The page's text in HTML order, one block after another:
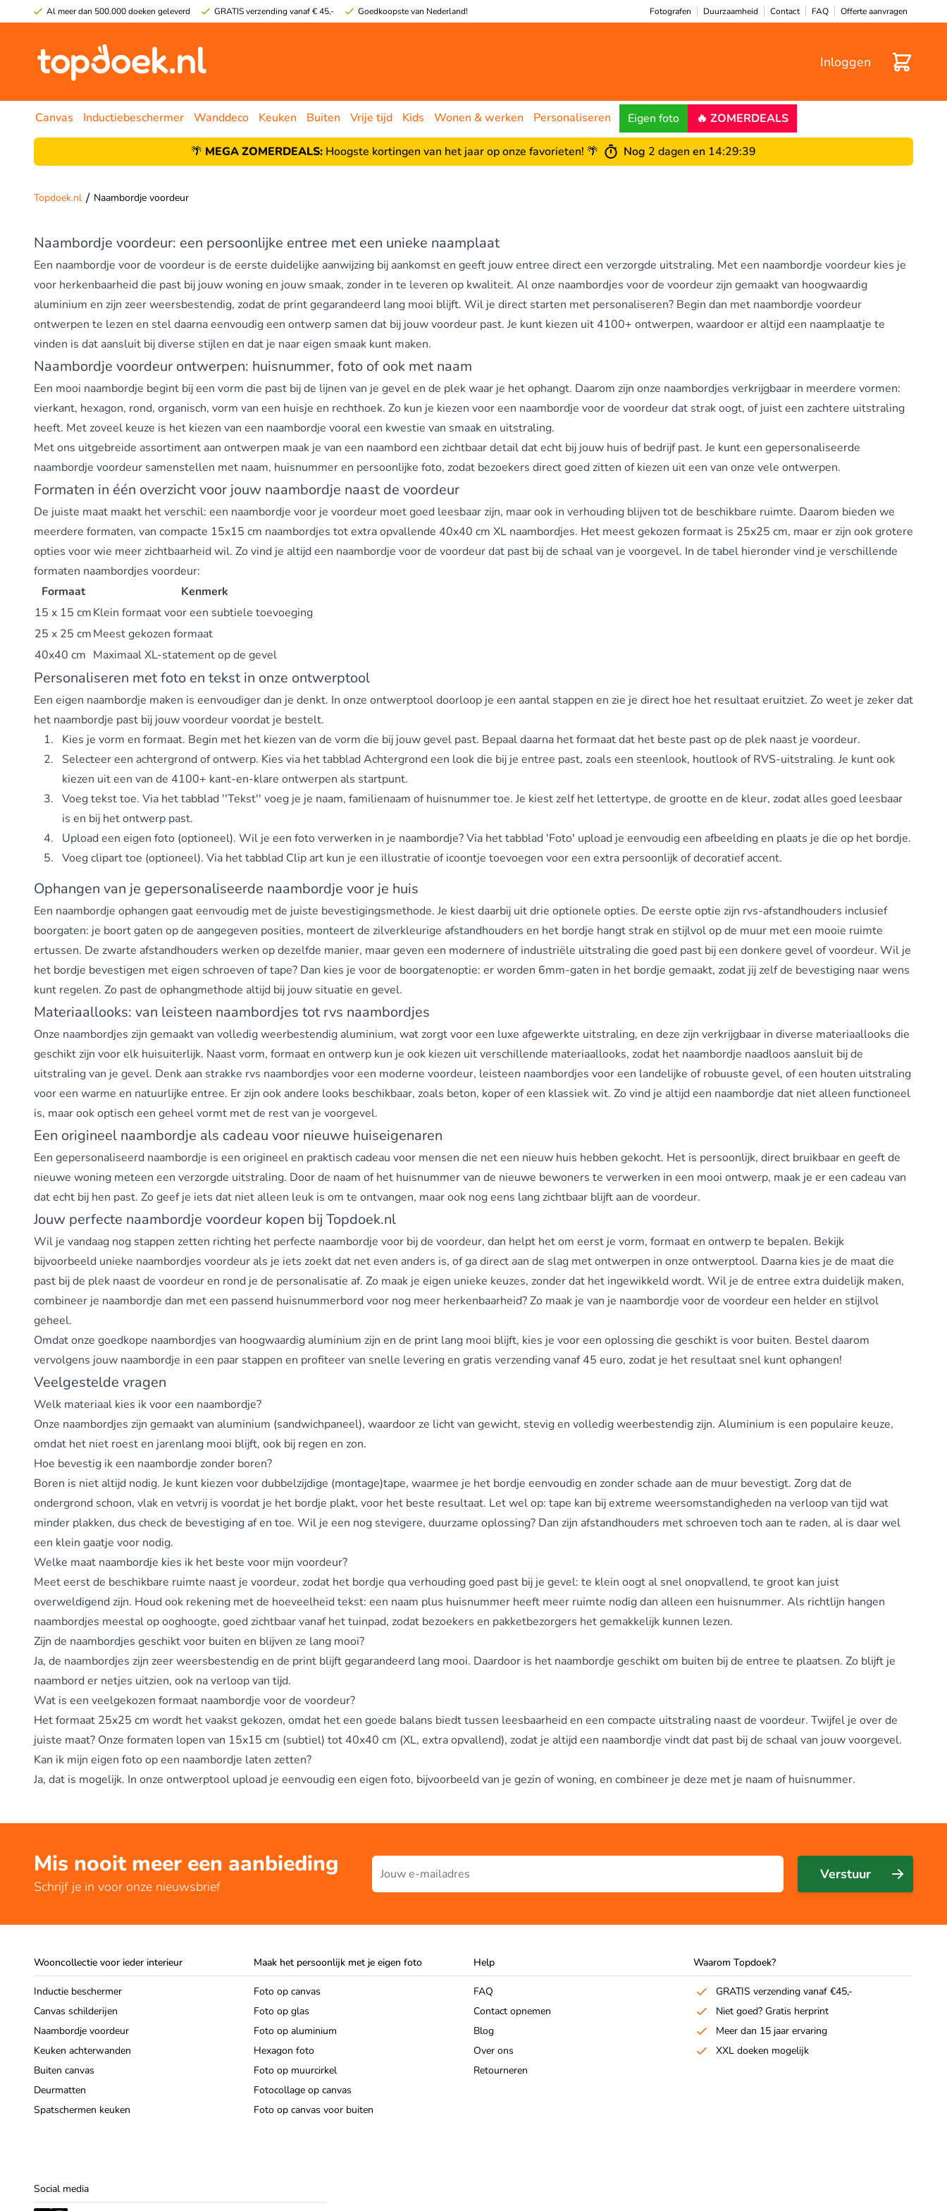
Al meer dan 500.000 doeken geleverd GRATIS verzending vanaf € 45,- Goedkoopste van Nederland! Fotografen Duurzaamheid Contact FAQ Offerte aanvragen
Inloggen
Canvas Inductiebeschermer Wanddeco Keuken Buiten Vrije tijd Kids Wonen & werken Personaliseren Eigen foto 🔥 ZOMERDEALS
🌴 MEGA ZOMERDEALS: Hoogste kortingen van het jaar op onze favorieten! 🌴 Nog 2 dagen en 14:29:38
Topdoek.nl / Naambordje voordeur
Naambordje voordeur: een persoonlijke entree met een unieke naamplaat
Een naambordje voor de voordeur is de eerste duidelijke aanwijzing bij aankomst en geeft jouw entree direct een verzorgde uitstraling. Met een naambordje voordeur kies je
voor herkenbaarheid die past bij jouw woning en jouw smaak, zonder in te leveren op kwaliteit. Al onze naambordjes voor de voordeur zijn gemaakt van hoogwaardig
aluminium en zijn zeer weersbestendig, zodat de print gegarandeerd lang mooi blijft. Wil je direct starten met personaliseren? Begin dan met naambordje voordeur
ontwerpen te lezen en stel daarna eenvoudig een ontwerp samen dat bij jouw voordeur past. Je kunt kiezen uit 4100+ ontwerpen, waardoor er altijd een naamplaatje te
vinden is dat aansluit bij diverse stijlen en dat je naar eigen smaak kunt maken.
Naambordje voordeur ontwerpen: huisnummer, foto of ook met naam
Een mooi naambordje begint bij een vorm die past bij de lijnen van je gevel en de plek waar je het ophangt. Daarom zijn onze naambordjes verkrijgbaar in meerdere vormen:
vierkant, hexagon, rond, organisch, vorm van een huisje en rechthoek. Zo kun je kiezen voor een naambordje voor de voordeur dat strak oogt, of juist een zachtere uitstraling
heeft. Met zoveel keuze is het kiezen van een naambordje vooral een kwestie van smaak en uitstraling.
Met ons uitgebreide assortiment aan ontwerpen maak je van een naambord een zichtbaar detail dat echt bij jouw huis of bedrijf past. Je kunt een gepersonaliseerde
naambordje voordeur samenstellen met naam, huisnummer en persoonlijke foto, zodat bezoekers direct goed zitten of kiezen uit een van onze vele ontwerpen.
Formaten in één overzicht voor jouw naambordje naast de voordeur
De juiste maat maakt het verschil: een naambordje voor je voordeur moet goed leesbaar zijn, maar ook in verhouding blijven tot de beschikbare ruimte. Daarom bieden we
meerdere formaten, van compacte 15x15 cm naambordjes tot extra opvallende 40x40 cm XL naambordjes. Het meest gekozen formaat is 25x25 cm, maar er zijn ook grotere
opties voor wie meer zichtbaarheid wil. Zo vind je altijd een naambordje voor de voordeur dat past bij de schaal van je voorgevel. In de tabel hieronder vind je verschillende
formaten naambordjes voordeur:
Formaat
Kenmerk
15 x 15 cmKlein formaat voor een subtiele toevoeging
25 x 25 cmMeest gekozen formaat
40x40 cm Maximaal XL-statement op de gevel
Personaliseren met foto en tekst in onze ontwerptool
Een eigen naambordje maken is eenvoudiger dan je denkt. In onze ontwerptool doorloop je een aantal stappen en zie je direct hoe het resultaat eruitziet. Zo weet je zeker dat
het naambordje past bij jouw voordeur voordat je bestelt.
Kies je vorm en formaat. Begin met het kiezen van de vorm die bij jouw gevel past. Bepaal daarna het formaat dat het beste past op de plek naast je voordeur.
Selecteer een achtergrond of ontwerp. Kies via het tabblad Achtergrond een look die bij je entree past, zoals een steenlook, houtlook of RVS-uitstraling. Je kunt ook
kiezen uit een van de 4100+ kant-en-klare ontwerpen als startpunt.
Voeg tekst toe. Via het tabblad ''Tekst'' voeg je je naam, familienaam of huisnummer toe. Je kiest zelf het lettertype, de grootte en de kleur, zodat alles goed leesbaar
is en bij het ontwerp past.
Upload een eigen foto (optioneel). Wil je een foto verwerken in je naambordje? Via het tabblad 'Foto' upload je eenvoudig een afbeelding en plaats je die op het bordje.
Voeg clipart toe (optioneel). Via het tabblad Clip art kun je een illustratie of icoontje toevoegen voor een extra persoonlijk of decoratief accent.
Ophangen van je gepersonaliseerde naambordje voor je huis
Een naambordje ophangen gaat eenvoudig met de juiste bevestigingsmethode. Je kiest daarbij uit drie optionele opties. De eerste optie zijn rvs-afstandhouders inclusief
boorgaten: je boort gaten op de aangegeven posities, monteert de zilverkleurige afstandhouders en het bordje hangt strak en stijlvol op de muur met een mooie ruimte
ertussen. De zwarte afstandhouders werken op dezelfde manier, maar geven een modernere of industriële uitstraling die goed past bij een donkere gevel of voordeur. Wil je
het bordje bevestigen met eigen schroeven of tape? Dan kies je voor de boorgatenoptie: er worden 6mm-gaten in het bordje gemaakt, zodat jij zelf de bevestiging naar wens
kunt regelen. Zo past de ophangmethode altijd bij jouw situatie en gevel.
Materiaallooks: van leisteen naambordjes tot rvs naambordjes
Onze naambordjes zijn gemaakt van volledig weerbestendig aluminium, wat zorgt voor een luxe afgewerkte uitstraling, en deze zijn verkrijgbaar in diverse materiaallooks die
geschikt zijn voor elk huisuiterlijk. Naast vorm, formaat en ontwerp kun je ook kiezen uit verschillende materiaallooks, zodat het naambordje naadloos aansluit bij de
uitstraling van je gevel. Denk aan strakke rvs naambordjes voor een moderne voordeur, leisteen naambordjes voor een landelijke of robuuste gevel, of een houten uitstraling
voor een warme en natuurlijke entree. Er zijn ook andere looks beschikbaar, zoals beton, koper of een klassiek wit. Zo vind je altijd een naambordje dat niet alleen functioneel
is, maar ook optisch een geheel vormt met de rest van je voorgevel.
Een origineel naambordje als cadeau voor nieuwe huiseigenaren
Een gepersonaliseerd naambordje is een origineel en praktisch cadeau voor mensen die net een nieuw huis hebben gekocht. Het is persoonlijk, direct bruikbaar en geeft de
nieuwe woning meteen een verzorgde uitstraling. Door de naam of het huisnummer van de nieuwe bewoners te verwerken in een mooi ontwerp, maak je er een cadeau van
dat echt bij hen past. Zo geef je iets dat niet alleen leuk is om te ontvangen, maar ook nog eens lang zichtbaar blijft aan de voordeur.
Jouw perfecte naambordje voordeur kopen bij Topdoek.nl
Wil je vandaag nog stappen zetten richting het perfecte naambordje voor bij de voordeur, dan helpt het om eerst je vorm, formaat en ontwerp te bepalen. Bekijk
bijvoorbeeld unieke naambordjes voordeur als je iets zoekt dat net even anders is, of ga direct aan de slag met ontwerpen in onze ontwerptool. Daarna kies je de maat die
past bij de plek naast de voordeur en rond je de personalisatie af. Zo maak je eigen unieke keuzes, zonder dat het ingewikkeld wordt. Wil je de entree extra duidelijk maken,
combineer je naambordje dan met een passend huisnummerbord voor nog meer herkenbaarheid? Zo maak je van je naambordje voor de voordeur een helder en stijlvol
geheel.
Omdat onze goedkope naambordjes van hoogwaardig aluminium zijn en de print lang mooi blijft, kies je voor een oplossing die geschikt is voor buiten. Bestel daarom
vervolgens jouw naambordje in een paar stappen en profiteer van snelle levering en gratis verzending vanaf 45 euro, zodat je het resultaat snel kunt ophangen!
Veelgestelde vragen
Welk materiaal kies ik voor een naambordje?
Onze naambordjes zijn gemaakt van aluminium (sandwichpaneel), waardoor ze licht van gewicht, stevig en volledig weerbestendig zijn. Aluminium is een populaire keuze,
omdat het niet roest en jarenlang mooi blijft, ook bij regen en zon.
Hoe bevestig ik een naambordje zonder boren?
Boren is niet altijd nodig. Je kunt kiezen voor dubbelzijdige (montage)tape, waarmee je het bordje eenvoudig en zonder schade aan de muur bevestigt. Zorg dat de
ondergrond schoon, vlak en vetvrij is voordat je het bordje plakt, voor het beste resultaat. Let wel op: tape kan bij extreme weersomstandigheden na verloop van tijd wat
minder plakken, dus check de bevestiging af en toe. Wil je een nog stevigere, duurzame oplossing? Dan zijn afstandhouders met schroeven toch aan te raden, al is daar wel
een klein gaatje voor nodig.
Welke maat naambordje kies ik het beste voor mijn voordeur?
Meet eerst de beschikbare ruimte naast je voordeur, zodat het bordje qua verhouding goed past bij je gevel: te klein oogt al snel onopvallend, te groot kan juist
overweldigend zijn. Houd ook rekening met de hoeveelheid tekst: een naam plus huisnummer heeft meer ruimte nodig dan alleen een huisnummer. Als richtlijn hangen
naambordjes meestal op ooghoogte, goed zichtbaar vanaf het tuinpad, zodat bezoekers en pakketbezorgers het gemakkelijk kunnen lezen.
Zijn de naambordjes geschikt voor buiten en blijven ze lang mooi?
Ja, de naambordjes zijn zeer weersbestendig en de print blijft gegarandeerd lang mooi. Daardoor is het naambordje geschikt om buiten bij de entree te plaatsen. Zo blijft je
naambord er netjes uitzien, ook na verloop van tijd.
Wat is een veelgekozen formaat naambordje voor de voordeur?
Het formaat 25x25 cm wordt het vaakst gekozen, omdat het een goede balans biedt tussen leesbaarheid en een compacte uitstraling naast de voordeur. Twijfel je over de
juiste maat? Onze formaten lopen van 15x15 cm (subtiel) tot 40x40 cm (XL, extra opvallend), zodat je altijd een naambordje vindt dat past bij de schaal van jouw voorgevel.
Kan ik mijn eigen foto op een naambordje laten zetten?
Ja, dat is mogelijk. In onze ontwerptool upload je eenvoudig een eigen foto, bijvoorbeeld van je gezin of woning, en combineer je deze met je naam of huisnummer.
Mis nooit meer een aanbieding
Schrijf je in voor onze nieuwsbrief
E-mailadres
Verstuur
Wooncollectie voor ieder interieur
Inductie beschermer
Canvas schilderijen
Naambordje voordeur
Keuken achterwanden
Buiten canvas
Deurmatten
Spatschermen keuken
Maak het persoonlijk met je eigen foto
Foto op canvas
Foto op glas
Foto op aluminium
Hexagon foto
Foto op muurcirkel
Fotocollage op canvas
Foto op canvas voor buiten
Help
FAQ
Contact opnemen
Blog
Over ons
Retourneren
Waarom Topdoek?
GRATIS verzending vanaf €45,-
Niet goed? Gratis herprint
Meer dan 15 jaar ervaring
XXL doeken mogelijk
Social media